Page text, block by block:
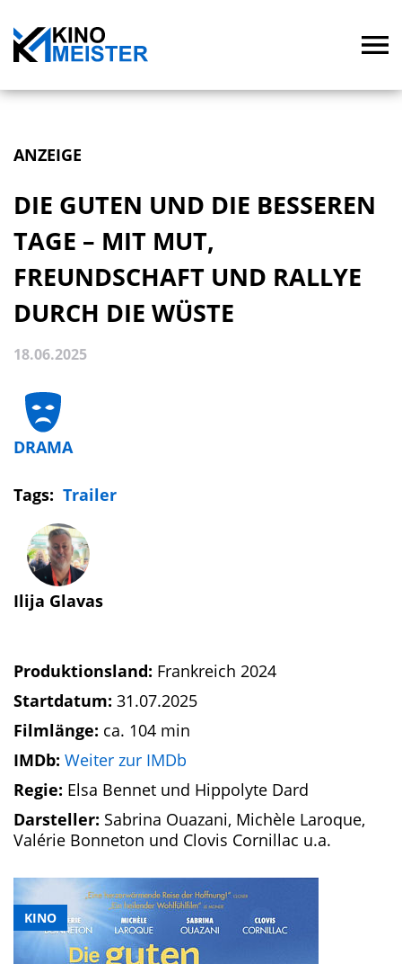
ANZEIGE
KINO
DIE GUTEN UND DIE BESSEREN
TAGE – MIT MUT,
FREUNDSCHAFT UND RALLYE
DURCH DIE WÜSTE
18.06.2025
DRAMA
Tags: Trailer
Ilija Glavas
Produktionsland: Frankreich 2024
Startdatum: 31.07.2025
Filmlänge: ca. 104 min
IMDb: Weiter zur IMDb
Regie: Elsa Bennet und Hippolyte Dard
Darsteller: Sabrina Ouazani, Michèle Laroque,
Valérie Bonneton und Clovis Cornillac u.a.